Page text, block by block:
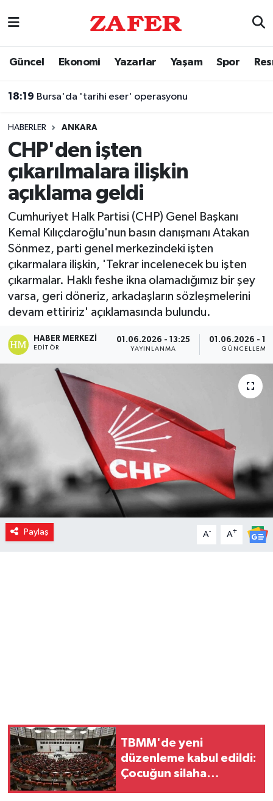
Güncel Ekonomi Yazarlar Yaşam Spor
18:19 Bursa'da 'tarihi eser' operasyonu
HABERLER ANKARA
CHP'den işten
çıkarılmalara ilişkin
açıklama geldi
Cumhuriyet Halk Partisi (CHP) Genel Başkanı
Kemal Kılıçdaroğlu'nun basın danışmanı Atakan
Sönmez, parti genel merkezindeki işten
çıkarmalara ilişkin, 'Tekrar incelenecek bu işten
çıkarmalar. Haklı feshe ikna olamadığımız bir şey
varsa, geri döneriz, arkadaşların sözleşmelerini
devam ettiririz' açıklamasında bulundu.
HABER MERKEZI
EDITÖR
01.06.2026 - 13:25
YAYINLANMA
01.06.2026 -
GÜNCELLEME
Paylaş A- A+
TBMM'de yeni
düzenleme kabul edildi:
Çocuğun silaha
Nöbetçi Eczaneler
Trafik Durumu
Süper Lig Puan Durumu ve Fikstür
Tüm Manşetler
Son Dakika Haberleri
Haber Arşivi